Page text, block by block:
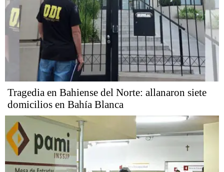
Tragedia en Bahiense del Norte: allanaron siete
domicilios en Bahía Blanca